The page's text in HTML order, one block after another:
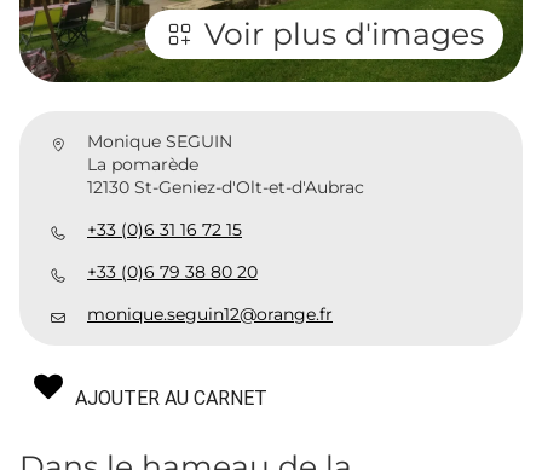
Voir plus d'images
Monique SEGUIN
La pomarède
12130 St-Geniez-d'Olt-et-d'Aubrac
+33 (0)6 31 16 72 15
+33 (0)6 79 38 80 20
monique.seguin12@orange.fr
AJOUTER AU CARNET